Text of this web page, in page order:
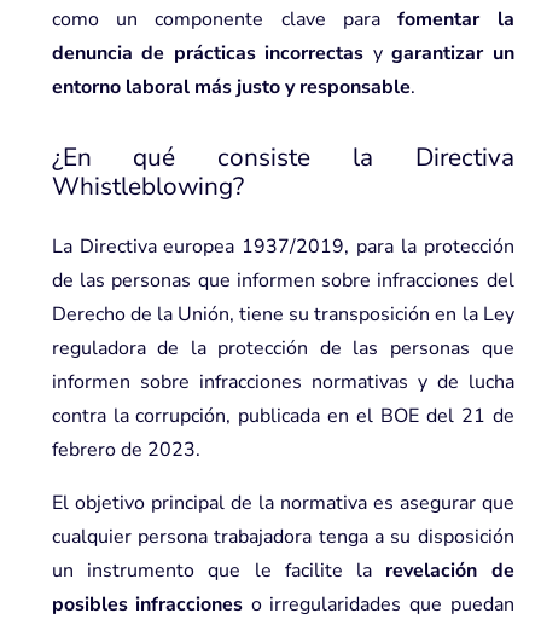
como un componente clave parafomentar la
denuncia de prácticas incorrectas ygarantizar un
entorno laboral más justo y responsable.
¿En qué consiste la Directiva
Whistleblowing?
La Directiva europea 1937/2019, para la protección
de las personas que informen sobre infracciones del
Derecho de la Unión, tiene su transposición en la Ley
reguladora de la protección de las personas que
informen sobre infracciones normativas y de lucha
contra la corrupción, publicada en el BOE del 21 de
febrero de 2023.
El objetivo principal de la normativa es asegurar que
cualquier persona trabajadora tenga a su disposición
un instrumento que le facilite la revelación de
posibles infracciones o irregularidades que puedan